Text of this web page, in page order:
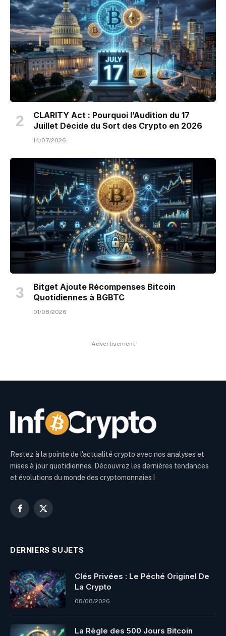
CLARITY Act : Pourquoi l’Audition du 17
Juillet Décide du Sort des Crypto en 2026
14/07/2026
Bitget Ajoute Récompenses Bitcoin
Quotidiennes à BGBTC
01/08/2026
Advertisement
Restez à la pointe de l'actualité crypto avec nos analyses et
mises à jour quotidiennes. Découvrez les dernières tendances
et évolutions du monde des cryptomonnaies !
Facebook
X
DERNIERS SUJETS
Clés Privées : Le Péché Originel De
La Crypto
08/08/2026
La Règle des 500 Jours Bitcoin